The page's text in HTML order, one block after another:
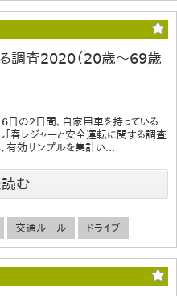
調査2020（20歳～69歳
日の2日間、自家用車を持っている
春レジャーと安全運転に関する調査
、有効サンプルを集計い...
読む
交通ルール ドライブ